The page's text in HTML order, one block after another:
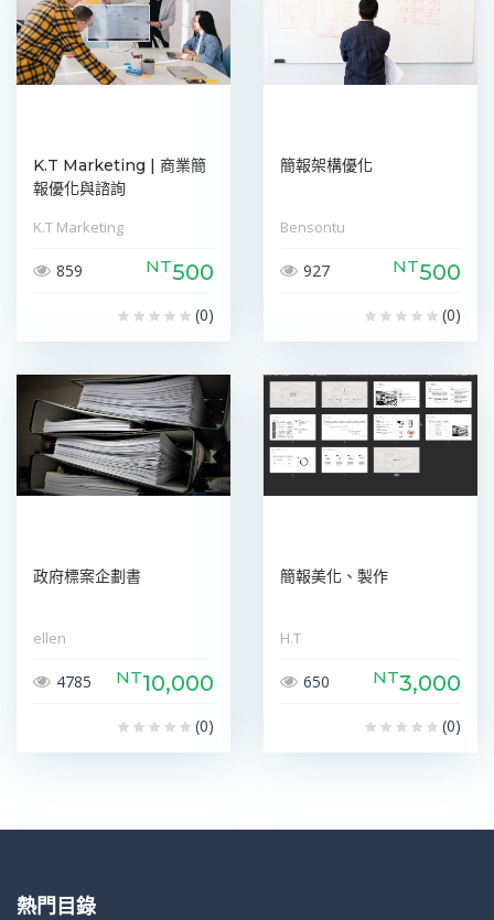
K.T Marketing | 商業簡
報優化與諮詢
K.T Marketing
859 NT500
(0)
簡報架構優化
Bensontu
927 NT500
(0)
政府標案企劃書
ellen
4785 NT10,000
(0)
簡報美化、製作
H.T
650 NT3,000
(0)
熱門目錄